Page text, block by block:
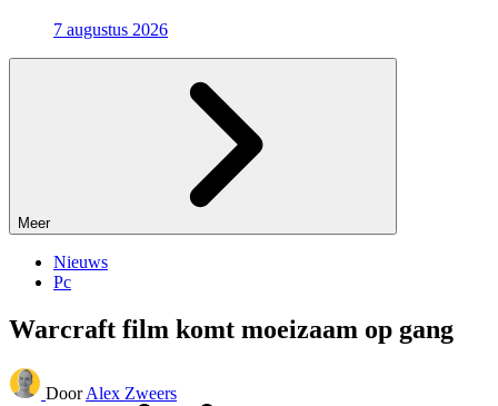
7 augustus 2026
Meer
Nieuws
Pc
Warcraft film komt moeizaam op gang
Door Alex Zweers